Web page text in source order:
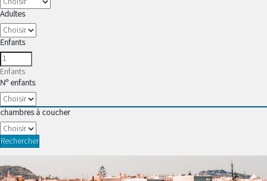
Adultes
Enfants
Enfants
Nº enfants
chambres à coucher
Rechercher